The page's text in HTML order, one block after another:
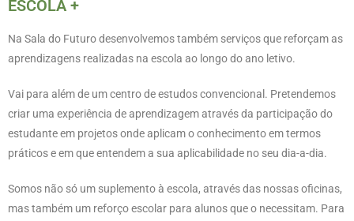
ESCOLA +
Na Sala do Futuro desenvolvemos também serviços que reforçam as
aprendizagens realizadas na escola ao longo do ano letivo.
Vai para além de um centro de estudos convencional. Pretendemos
criar uma experiência de aprendizagem através da participação do
estudante em projetos onde aplicam o conhecimento em termos
práticos e em que entendem a sua aplicabilidade no seu dia-a-dia.
Somos não só um suplemento à escola, através das nossas oficinas,
mas também um reforço escolar para alunos que o necessitam. Para